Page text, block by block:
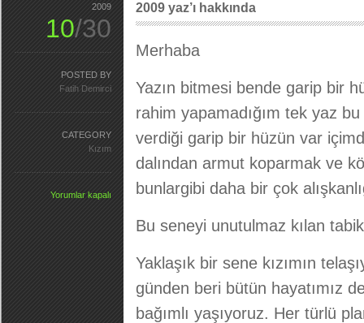
2009 yaz’ı hakkında
Merhaba
Yazın bitmesi bende garip bir
rahim yapamadığım tek yaz
verdiği garip bir hüzün var
dalından armut koparmak ve
bunlargibi daha bir çok
Bu seneyi unutulmaz kılan
Yaklaşık bir sene kızımın
günden beri bütün hayatımız
bağımlı yaşıyoruz. Her türlü
2009
10/30
POSTED BY
Fatih Demirci
CATEGORY
Kızım
Yorumlar kapalı